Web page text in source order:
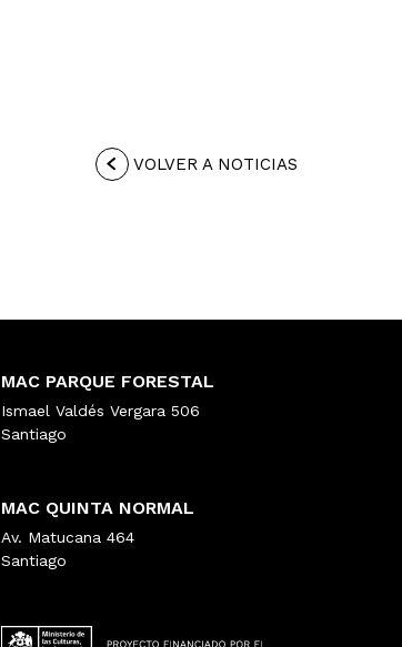
VOLVER A NOTICIAS
MAC PARQUE FORESTAL
Ismael Valdés Vergara 506
Santiago
MAC QUINTA NORMAL
Av. Matucana 464
Santiago